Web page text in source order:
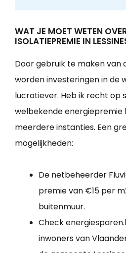
WAT JE MOET WETEN
ISOLATIEPREMIE IN
Door gebruik te maken van
worden investeringen in de
lucratiever. Heb ik recht op
welbekende energiepremie
meerdere instanties. Een
mogelijkheden:
De netbeheerder
premie van €15 per
buitenmuur.
Check
inwoners van